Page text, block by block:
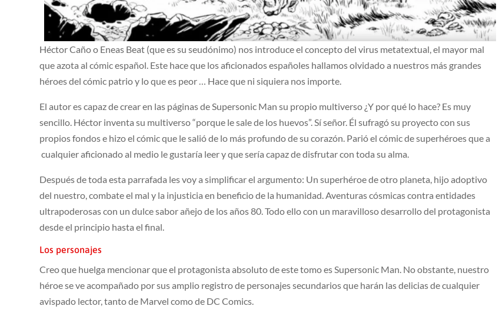
Héctor Caño o Eneas Beat (que es su seudónimo) nos introduce el concepto del virus metatextual, el mayor mal
que azota al cómic español. Este hace que los aficionados españoles hallamos olvidado a nuestros más grandes
héroes del cómic patrio y lo que es peor … Hace que ni siquiera nos importe.
El autor es capaz de crear en las páginas de Supersonic Man su propio multiverso ¿Y por qué lo hace? Es muy
sencillo. Héctor inventa su multiverso “porque le sale de los huevos”. Sí señor. Él sufragó su proyecto con sus
propios fondos e hizo el cómic que le salió de lo más profundo de su corazón. Parió el cómic de superhéroes que a
cualquier aficionado al medio le gustaría leer y que sería capaz de disfrutar con toda su alma.
Después de toda esta parrafada les voy a simplificar el argumento: Un superhéroe de otro planeta, hijo adoptivo
del nuestro, combate el mal y la injusticia en beneficio de la humanidad. Aventuras cósmicas contra entidades
ultrapoderosas con un dulce sabor añejo de los años 80. Todo ello con un maravilloso desarrollo del protagonista
desde el principio hasta el final.
Los personajes
Creo que huelga mencionar que el protagonista absoluto de este tomo es Supersonic Man. No obstante, nuestro
héroe se ve acompañado por sus amplio registro de personajes secundarios que harán las delicias de cualquier
avispado lector, tanto de Marvel como de DC Comics.